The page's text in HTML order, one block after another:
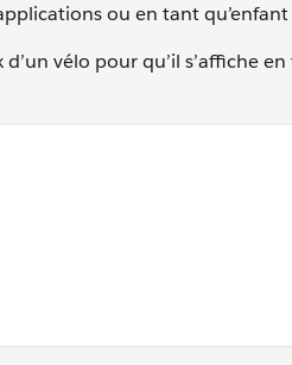
ou en tant
vélo pour qu’il s’affiche